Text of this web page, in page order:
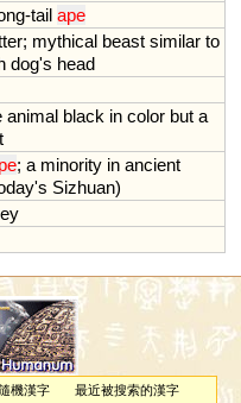
-tail ape
; mythical beast similar to
dog's head
animal black in color but a
; a minority in ancient
's Sizhuan)
隨機漢字
最近被搜索的漢字